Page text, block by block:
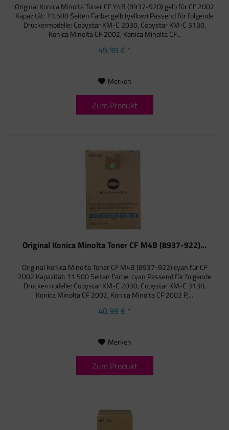
Original Konica Minolta Toner CF Y4B (8937-920) gelb für CF 2002
Kapazität: 11.500 Seiten Farbe: gelb (yellow) Passend für folgende
Druckermodelle: Copystar KM-C 2030, Copystar KM-C 3130,
Konica Minolta CF 2002, Konica Minolta CF...
49,99 € *
Merken
Zum Produkt
Original Konica Minolta Toner CF M4B (8937-922)...
Original Konica Minolta Toner CF M4B (8937-922) cyan für CF
2002 Kapazität: 11.500 Seiten Farbe: cyan Passend für folgende
Druckermodelle: Copystar KM-C 2030, Copystar KM-C 3130,
Konica Minolta CF 2002, Konica Minolta CF 2002 P,...
40,99 € *
Merken
Zum Produkt